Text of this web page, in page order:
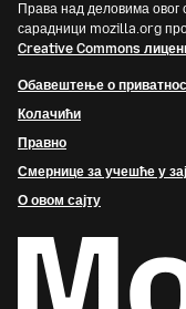
Права над деловима
сарадници mozilla.org
Creative Commons
Обавештење о
Колачићи
Правно
Смернице за учешће у
О овом сајту